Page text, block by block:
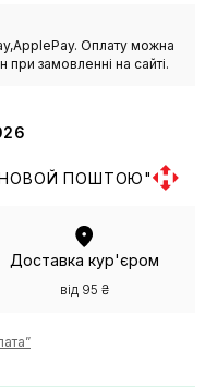
Оплату можна
при замовленні на сайті.
ПОШТОЮ"
Доставка кур'єром
від 95 ₴